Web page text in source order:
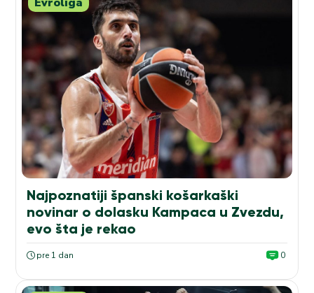
Najpoznatiji španski košarkaški
novinar o dolasku Kampaca u Zvezdu,
evo šta je rekao
pre 1 dan 0